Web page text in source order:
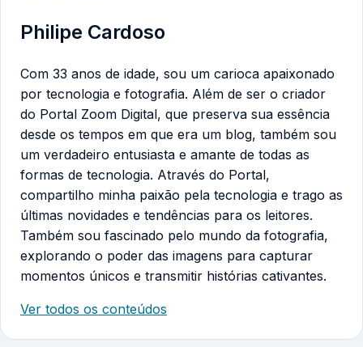
Philipe Cardoso
Com 33 anos de idade, sou um carioca apaixonado
por tecnologia e fotografia. Além de ser o criador
do Portal Zoom Digital, que preserva sua essência
desde os tempos em que era um blog, também sou
um verdadeiro entusiasta e amante de todas as
formas de tecnologia. Através do Portal,
compartilho minha paixão pela tecnologia e trago as
últimas novidades e tendências para os leitores.
Também sou fascinado pelo mundo da fotografia,
explorando o poder das imagens para capturar
momentos únicos e transmitir histórias cativantes.
Ver todos os conteúdos